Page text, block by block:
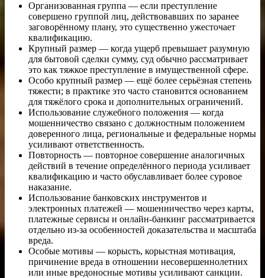
Организованная группа — если преступление
совершено группой лиц, действовавших по заранее
заговорённому плану, это существенно ужесточает
квалификацию.
Крупный размер — когда ущерб превышает разумную
для бытовой сделки сумму, суд обычно рассматривает
это как тяжкое преступление в имущественной сфере.
Особо крупный размер — ещё более серьёзная степень
тяжести; в практике это часто становится основанием
для тяжёлого срока и дополнительных ограничений.
Использование служебного положения — когда
мошенничество связано с должностным положением
доверенного лица, региональные и федеральные нормы
усиливают ответственность.
Повторность — повторное совершение аналогичных
действий в течение определённого периода усиливает
квалификацию и часто обуславливает более суровое
наказание.
Использование банковских инструментов и
электронных платежей — мошенничество через карты,
платежные сервисы и онлайн-банкинг рассматривается
отдельно из-за особенностей доказательства и масштаба
вреда.
Особые мотивы — корысть, корыстная мотивация,
причинение вреда в отношении несовершеннолетних
или иные вредоносные мотивы усиливают санкции.